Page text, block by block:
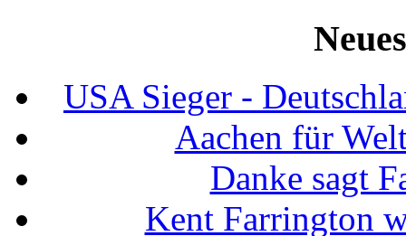
USA Sieger -
Aachen für
Danke sagt
Kent Farrington